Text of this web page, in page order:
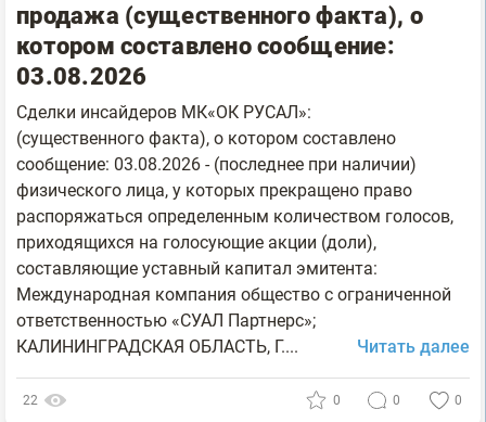
продажа (существенного факта), о
котором составлено сообщение:
03.08.2026
Сделки инсайдеров МК«ОК РУСАЛ»:
(существенного факта), о котором составлено
сообщение: 03.08.2026 - (последнее при наличии)
физического лица, у которых прекращено право
распоряжаться определенным количеством голосов,
приходящихся на голосующие акции (доли),
составляющие уставный капитал эмитента:
Международная компания общество с ограниченной
ответственностью «СУАЛ Партнерс»;
КАЛИНИНГРАДСКАЯ ОБЛАСТЬ, Г....
Читать далее
22 0 0 0